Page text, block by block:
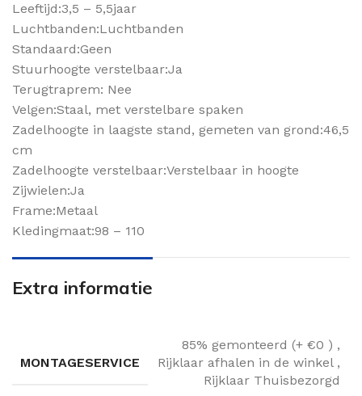
Leeftijd:3,5 – 5,5jaar
Luchtbanden:Luchtbanden
Standaard:Geen
Stuurhoogte verstelbaar:Ja
Terugtraprem: Nee
Velgen:Staal, met verstelbare spaken
Zadelhoogte in laagste stand, gemeten van grond:46,5
cm
Zadelhoogte verstelbaar:Verstelbaar in hoogte
Zijwielen:Ja
Frame:Metaal
Kledingmaat:98 – 110
Extra informatie
MONTAGESERVICE
85% gemonteerd (+ €0 ) ,
Rijklaar afhalen in de winkel ,
Rijklaar Thuisbezorgd